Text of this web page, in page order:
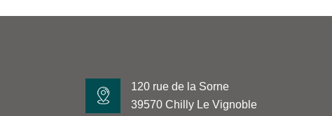
120 rue de la Sorne
39570 Chilly Le Vignoble